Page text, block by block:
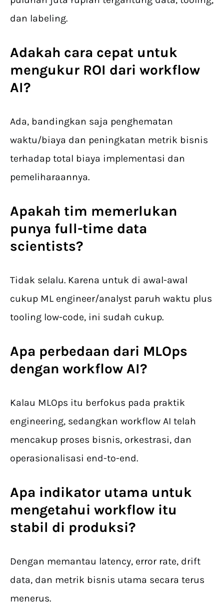
dan labeling.
Adakah cara cepat untuk
mengukur ROI dari workflow
AI?
Ada, bandingkan saja penghematan
waktu/biaya dan peningkatan metrik bisnis
terhadap total biaya implementasi dan
pemeliharaannya.
Apakah tim memerlukan
punya full-time data
scientists?
Tidak selalu. Karena untuk di awal-awal
cukup ML engineer/analyst paruh waktu plus
tooling low-code, ini sudah cukup.
Apa perbedaan dari MLOps
dengan workflow AI?
Kalau MLOps itu berfokus pada praktik
engineering, sedangkan workflow AI telah
mencakup proses bisnis, orkestrasi, dan
operasionalisasi end-to-end.
Apa indikator utama untuk
mengetahui workflow itu
stabil di produksi?
Dengan memantau latency, error rate, drift
data, dan metrik bisnis utama secara terus
menerus.